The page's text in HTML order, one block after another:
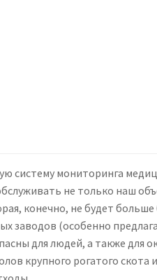
систему мониторинга
не только наш
конечно, не будет
заводов (особенно
для людей, а также для
крупного рогатого